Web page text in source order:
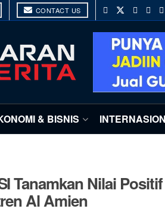
CONTACT US
& BISNIS
Tanamkan Nilai
Al Amien